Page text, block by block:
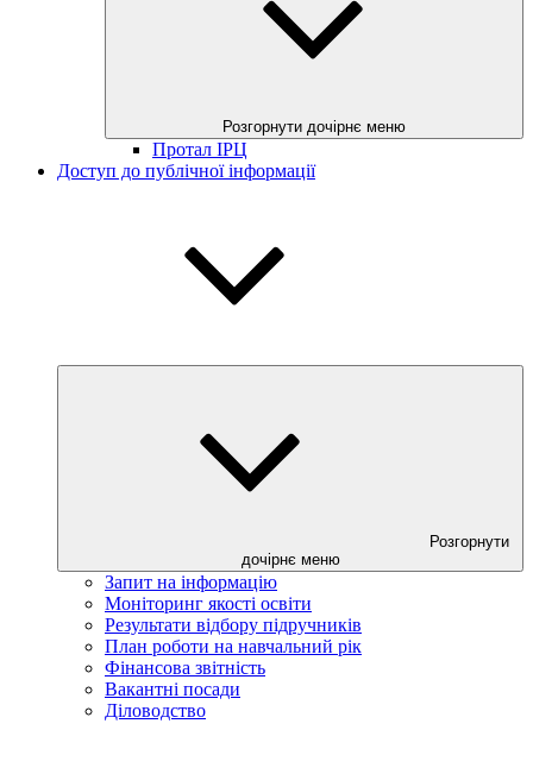
Розгорнути дочірнє меню
Протал ІРЦ
Доступ до публічної інформації
Розгорнути
дочірнє меню
Запит на інформацію
Моніторинг якості освіти
Результати відбору підручників
План роботи на навчальний рік
Фінансова звітність
Вакантні посади
Діловодство